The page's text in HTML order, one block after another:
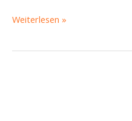
Die
Weiterlesen »